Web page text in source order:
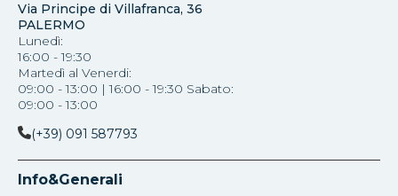
Via Principe di Villafranca, 36
PALERMO
Lunedì:
16:00 - 19:30
Martedì al Venerdi:
09:00 - 13:00 | 16:00 - 19:30 Sabato:
09:00 - 13:00
(+39) 091 587793
Info&Generali